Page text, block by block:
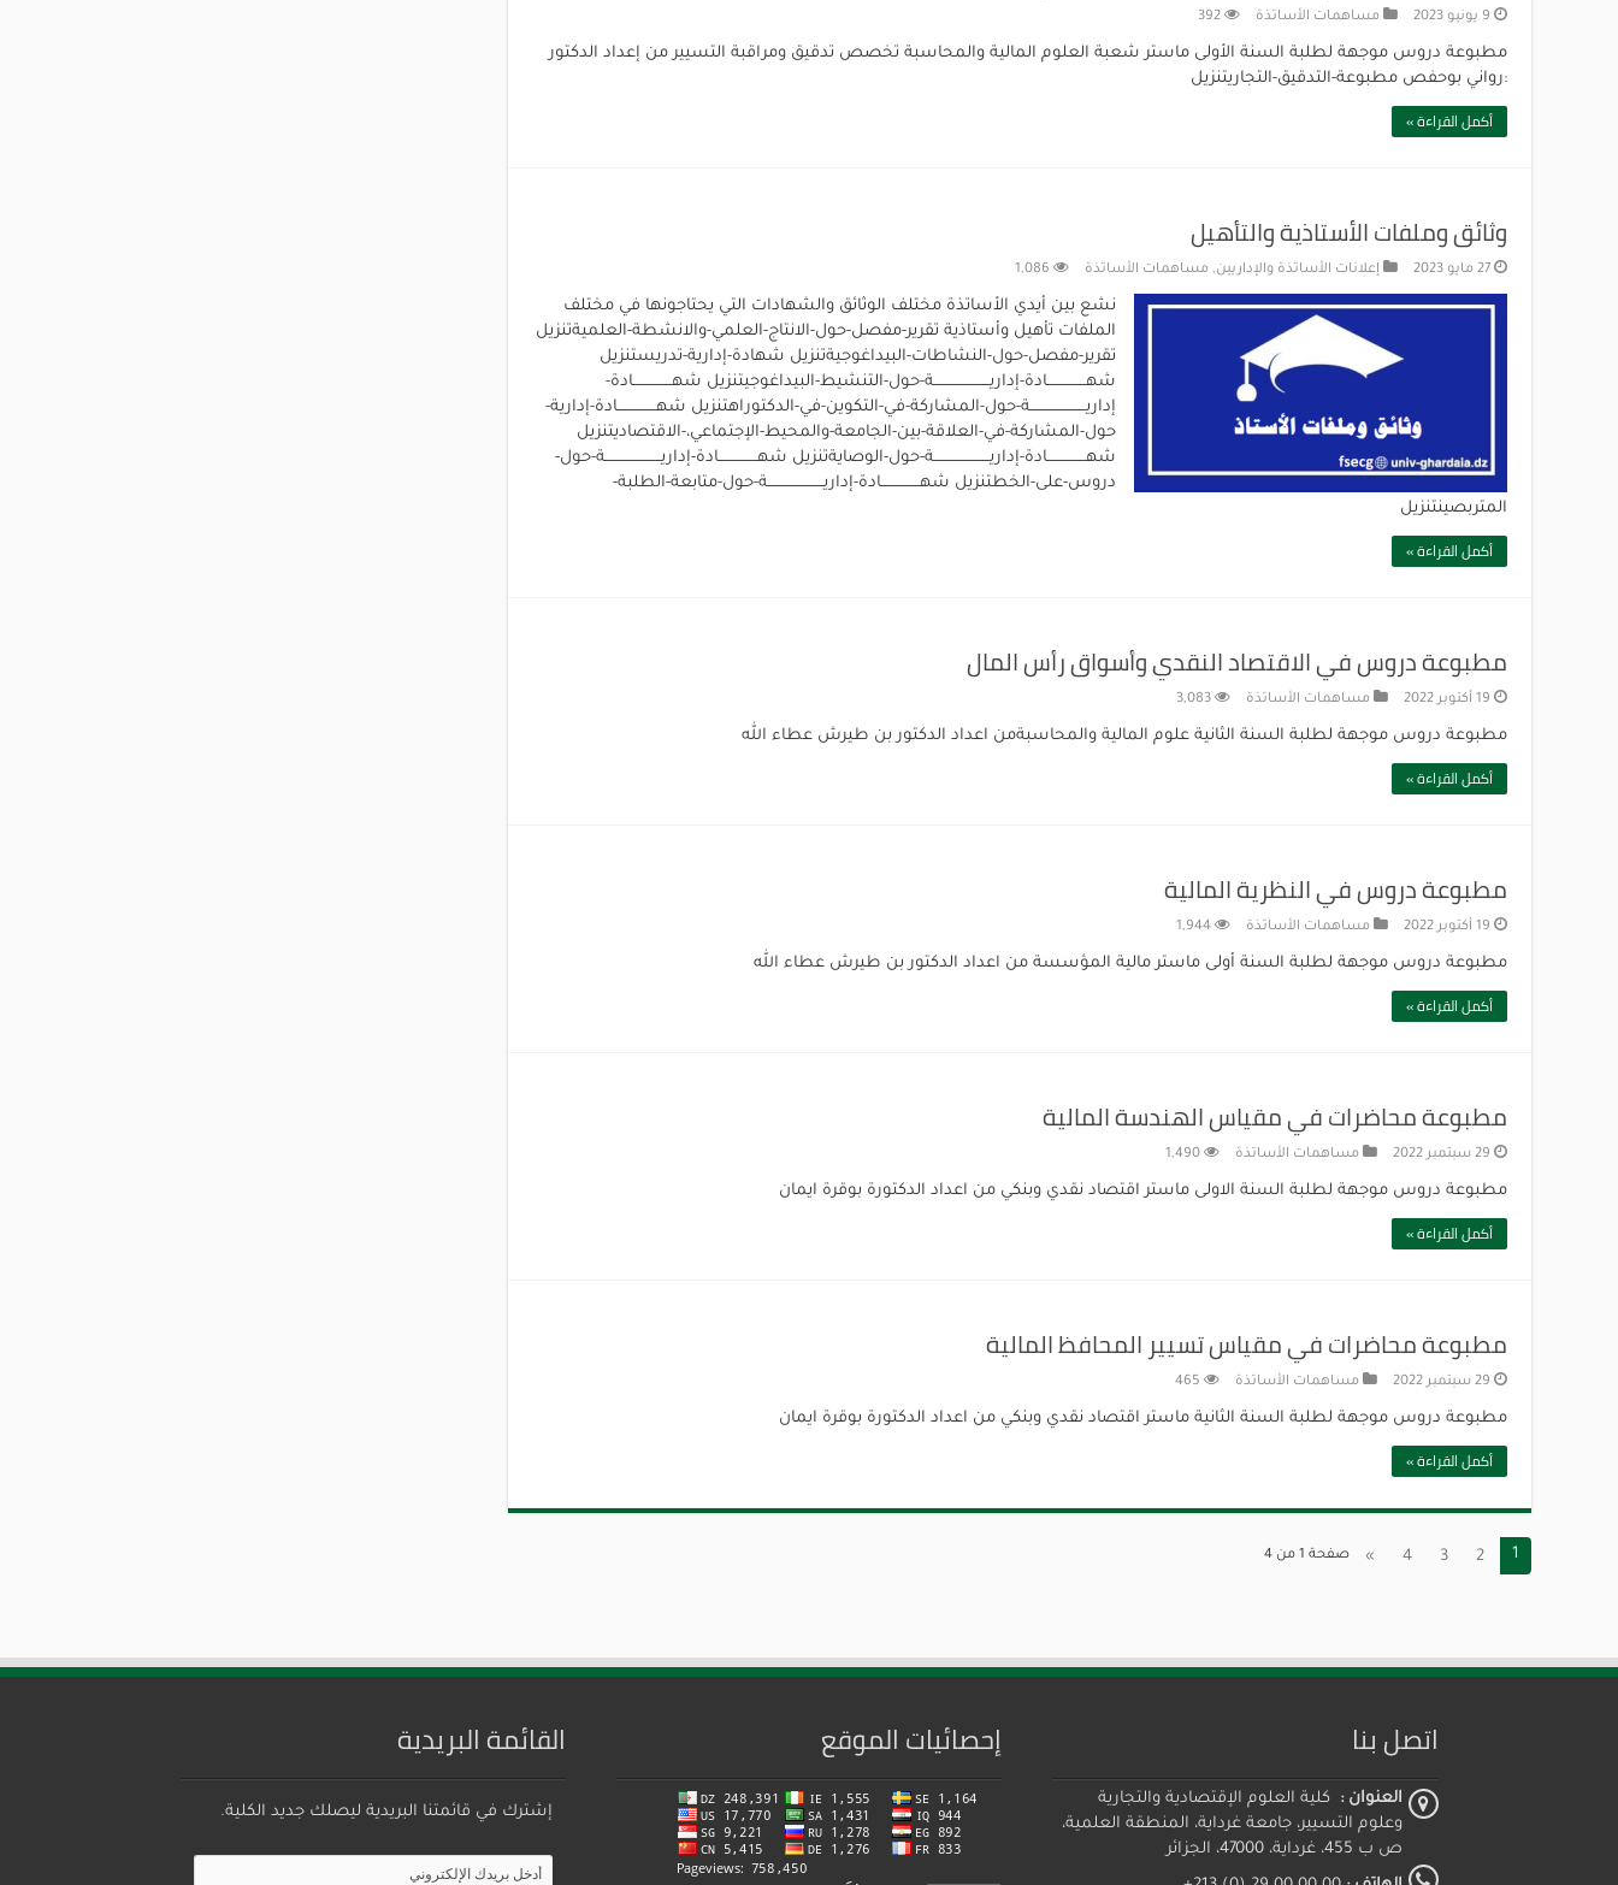
9 يونيو 2023 مساهمات الأساتذة 392
مطبوعة دروس موجهة لطلبة السنة الأولى ماستر شعبة العلوم المالية والمحاسبة تخصص تدقيق ومراقبة التسيير من إعداد الدكتور
:رواني بوحفص مطبوعة-التدقيق-التجاريتنزيل
أكمل القراءة »
وثائق وملفات الأستاذية والتأهيل
27 مايو 2023 إعلانات الأساتذة والإداريين, مساهمات الأساتذة 1,086
نشع بين أيدي الأساتذة مختلف الوثائق والشهادات التي يحتاجونها في مختلف
الملفات تأهيل وأستاذية تقرير-مفصل-حول-الانتاج-العلمي-والانشطة-العلميةتنزيل
تقرير-مفصل-حول-النشاطات-البيداغوجيةتنزيل شهادة-إدارية-تدريستنزيل
شهــــــــــــــــادة-إداريـــــــــــــــــــــــة-حول-التنشيط-البيداغوجيتنزيل شهــــــــــــــــادة-
إداريـــــــــــــــــــــــة-حول-المشاركة-في-التكوين-في-الدكتوراهتنزيل شهــــــــــــــــادة-إدارية-
حول-المشاركة-في-العلاقة-بين-الجامعة-والمحيط-الإجتماعي،-الاقتصاديتنزيل
شهــــــــــــــــادة-إداريـــــــــــــــــــــــة-حول-الوصايةتنزيل شهــــــــــــــــادة-إداريـــــــــــــــــــــــة-حول-
دروس-على-الخطتنزيل شهــــــــــــــــادة-إداريـــــــــــــــــــــــة-حول-متابعة-الطلبة-
المتربصينتنزيل
أكمل القراءة »
مطبوعة دروس في الاقتصاد النقدي وأسواق رأس المال
19 أكتوبر 2022 مساهمات الأساتذة 3,083
مطبوعة دروس موجهة لطلبة السنة الثانية علوم المالية والمحاسبةمن اعداد الدكتور بن طيرش عطاء الله
أكمل القراءة »
مطبوعة دروس في النظرية المالية
19 أكتوبر 2022 مساهمات الأساتذة 1,944
مطبوعة دروس موجهة لطلبة السنة أولى ماستر مالية المؤسسة من اعداد الدكتور بن طيرش عطاء الله
أكمل القراءة »
مطبوعة محاضرات في مقياس الهندسة المالية
29 سبتمبر 2022 مساهمات الأساتذة 1,490
مطبوعة دروس موجهة لطلبة السنة الاولى ماستر اقتصاد نقدي وبنكي من اعداد الدكتورة بوقرة ايمان
أكمل القراءة »
مطبوعة محاضرات في مقياس تسيير المحافظ المالية
29 سبتمبر 2022 مساهمات الأساتذة 465
مطبوعة دروس موجهة لطلبة السنة الثانية ماستر اقتصاد نقدي وبنكي من اعداد الدكتورة بوقرة ايمان
أكمل القراءة »
صفحة 1 من 4 1
2
3
4
»
اتصل بنا
العنوان : كلية العلوم الإقتصادية والتجارية
وعلوم التسيير، جامعة غرداية، المنطقة العلمية،
ص ب 455، غرداية، 47000، الجزائر
إحصائيات الموقع القائمة البريدية
إشترك في قائمتنا البريدية ليصلك جديد الكلية.